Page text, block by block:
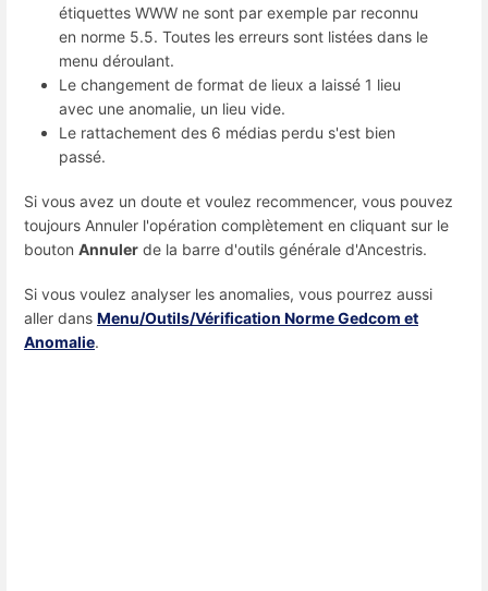
étiquettes WWW ne sont par exemple par reconnu
en norme 5.5. Toutes les erreurs sont listées dans le
menu déroulant.
Le changement de format de lieux a laissé 1 lieu
avec une anomalie, un lieu vide.
Le rattachement des 6 médias perdu s'est bien
passé.
Si vous avez un doute et voulez recommencer, vous pouvez
toujours Annuler l'opération complètement en cliquant sur le
bouton Annuler de la barre d'outils générale d'Ancestris.
Si vous voulez analyser les anomalies, vous pourrez aussi
aller dans Menu/Outils/Vérification Norme Gedcom et
Anomalie.